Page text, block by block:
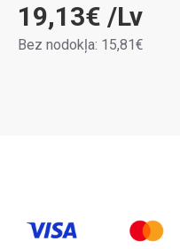
19,13€ /Lv
Bez nodokļa: 15,81€